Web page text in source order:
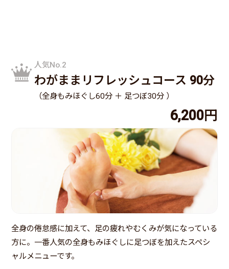
人気No.2
わがままリフレッシュコース 90分
（全身もみほぐし60分 ＋ 足つぼ30分 ）
6,200円
全身の倦怠感に加えて、足の疲れやむくみが気になっている
方に。一番人気の全身もみほぐしに足つぼを加えたスペシ
ャルメニューです。